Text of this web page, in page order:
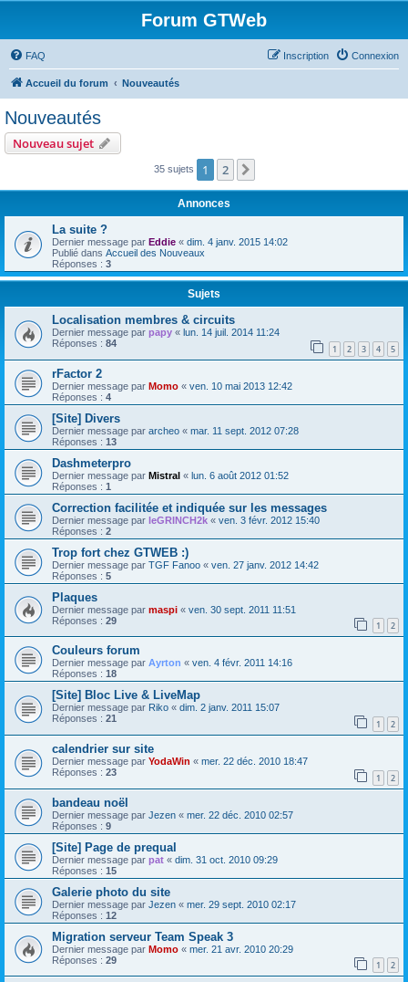
Forum GTWeb
FAQ Connexion
Inscription
Accueil du forum Nouveautés
Nouveautés
Nouveau sujet
35 sujets 1 2
Annonces
La suite ?
Dernier message par Eddie « dim. 4 janv. 2015 14:02
Publié dans Accueil des Nouveaux
Réponses : 3
Sujets
Localisation membres & circuits
Dernier message par papy « lun. 14 juil. 2014 11:24
Réponses : 84 1 2 3 4 5
rFactor 2
Dernier message par Momo « ven. 10 mai 2013 12:42
Réponses : 4
[Site] Divers
Dernier message par archeo « mar. 11 sept. 2012 07:28
Réponses : 13
Dashmeterpro
Dernier message par Mistral « lun. 6 août 2012 01:52
Réponses : 1
Correction facilitée et indiquée sur les messages
Dernier message par leGRINCH2k « ven. 3 févr. 2012 15:40
Réponses : 2
Trop fort chez GTWEB :)
Dernier message par TGF Fanoo « ven. 27 janv. 2012 14:42
Réponses : 5
Plaques
Dernier message par maspi « ven. 30 sept. 2011 11:51
Réponses : 29 1 2
Couleurs forum
Dernier message par Ayrton « ven. 4 févr. 2011 14:16
Réponses : 18
[Site] Bloc Live & LiveMap
Dernier message par Riko « dim. 2 janv. 2011 15:07
Réponses : 21 1 2
calendrier sur site
Dernier message par YodaWin « mer. 22 déc. 2010 18:47
Réponses : 23 1 2
bandeau noël
Dernier message par Jezen « mer. 22 déc. 2010 02:57
Réponses : 9
[Site] Page de prequal
Dernier message par pat « dim. 31 oct. 2010 09:29
Réponses : 15
Galerie photo du site
Dernier message par Jezen « mer. 29 sept. 2010 02:17
Réponses : 12
Migration serveur Team Speak 3
Dernier message par Momo « mer. 21 avr. 2010 20:29
Réponses : 29 1 2